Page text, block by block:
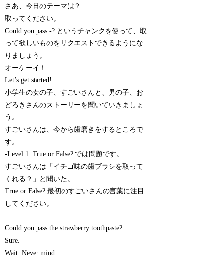
さあ、今日のテーマは？
取ってください。
Could you pass -? というチャンクを使って、取
って欲しいものをリクエストできるようにな
りましょう。
オーケーイ！
Let’s get started!
小学生の女の子、すごいさんと、男の子、お
どろきさんのストーリーを聞いていきましょ
う。
すごいさんは、今から歯磨きをするところで
す。
-Level 1: True or False? では問題です。
すごいさんは「イチゴ味の歯ブラシを取って
くれる？」と聞いた。
True or False? 最初のすごいさんの言葉に注目
してください。
Could you pass the strawberry toothpaste?
Sure.
Wait. Never mind.